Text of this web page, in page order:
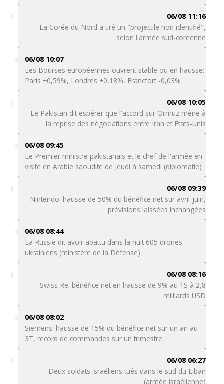
06/08 11:16
La Corée du Nord a tiré un "projectile non identifié",
selon l'armée sud-coréenne
06/08 10:07
Les Bourses européennes ouvrent stable ou en hausse:
Paris +0,59%, Londres +0,18%, Francfort -0,03%
06/08 10:05
Le Pakistan dit espérer que l'accord sur Ormuz mène à
la reprise des négociations entre Iran et Etats-Unis
06/08 09:45
Le Premier ministre pakistanais et le chef de l'armée en
visite en Arabie saoudite de jeudi à samedi (diplomatie)
06/08 09:39
Nintendo: hausse de 50% du bénéfice net sur avril-juin,
prévisions laissées inchangées
06/08 08:44
La Russie dit avoir abattu dans la nuit 605 drones
ukrainiens (ministère de la Défense)
06/08 08:16
Swiss Re: bénéfice net en hausse de 9% au 1S à 2,8
milliards USD
06/08 08:02
Siemens: hausse de 15% du bénéfice net sur un an au
3T, record de commandes sur un trimestre
06/08 06:27
Deux soldats israéliens tués dans le sud du Liban
(armée israélienne)